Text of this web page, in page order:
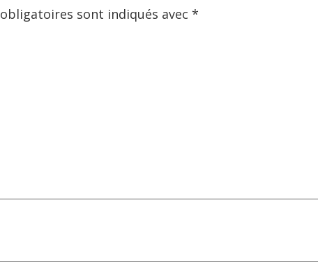
sont indiqués avec *